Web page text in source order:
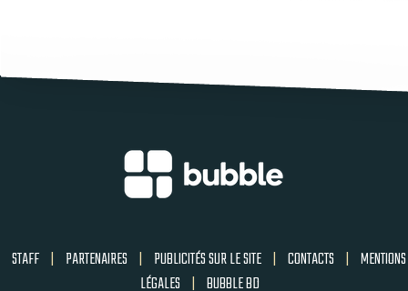
STAFF | PARTENAIRES | PUBLICITÉS SUR LE SITE | CONTACTS | MENTIONS
LÉGALES | BUBBLE BD